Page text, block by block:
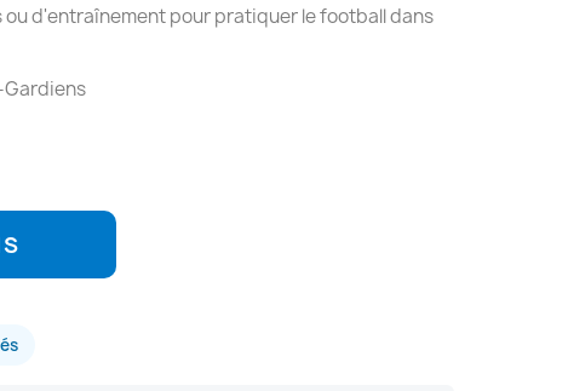
d'entraînement pour pratiquer le football dans